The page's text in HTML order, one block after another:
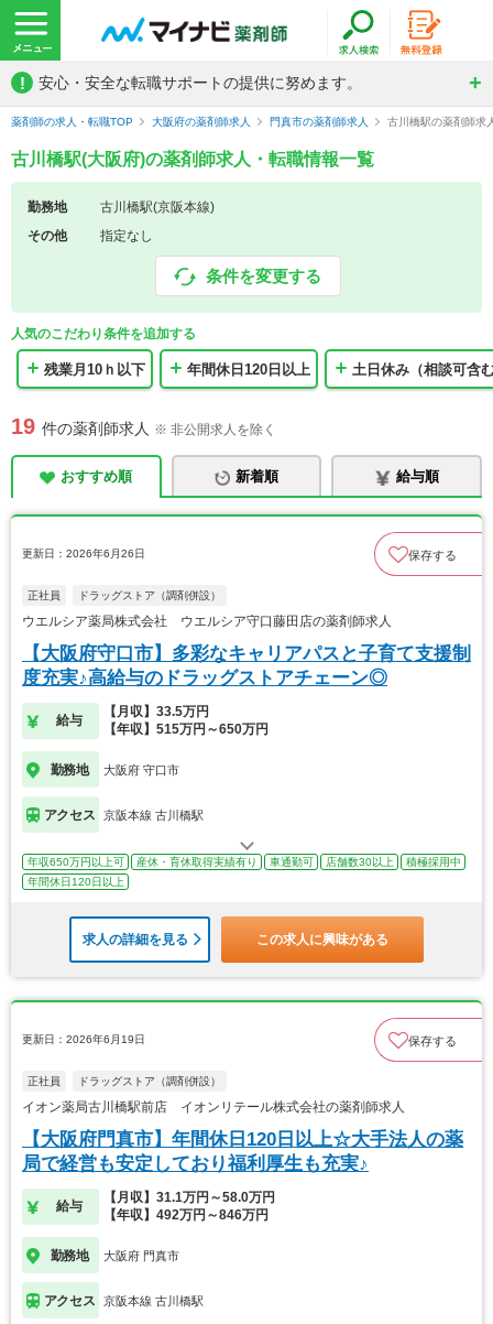
! 安心・安全な転職サポートの提供に努めます。
薬剤師の求人・転職TOP 大阪府の薬剤師求人 門真市の薬剤師求人 古川橋駅の薬剤師求
古川橋駅(大阪府)の薬剤師求人・転職情報一覧
勤務地
古川橋駅(京阪本線)
その他
指定なし
条件を変更する
人気のこだわり条件を追加する
残業月10ｈ以下 年間休日120日以上 土日休み（相談可含
19 件の薬剤師求人 ※ 非公開求人を除く
おすすめ順 新着順 給与順
更新日：2026年6月26日 保存する
正社員 ドラッグストア（調剤併設）
ウエルシア薬局株式会社 ウエルシア守口藤田店の薬剤師求人
【大阪府守口市】多彩なキャリアパスと子育て支援制
度充実♪高給与のドラッグストアチェーン◎
給与
【月収】33.5万円
【年収】515万円～650万円
勤務地 大阪府 守口市
アクセス 京阪本線 古川橋駅
年収650万円以上可 産休・育休取得実績有り 車通勤可 店舗数30以上
積極採用中
年間休日120日以上
求人の詳細を見る この求人に興味がある
更新日：2026年6月19日 保存する
正社員 ドラッグストア（調剤併設）
イオン薬局古川橋駅前店 イオンリテール株式会社の薬剤師求人
【大阪府門真市】年間休日120日以上☆大手法人の薬
局で経営も安定しており福利厚生も充実♪
給与
【月収】31.1万円～58.0万円
【年収】492万円～846万円
勤務地 大阪府 門真市
アクセス 京阪本線 古川橋駅